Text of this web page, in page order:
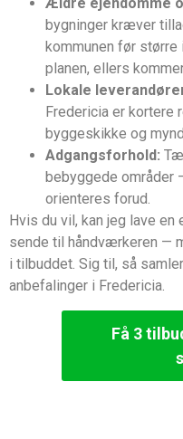
bygninger kræver
kommunen før større
planen, ellers
Lokale
Fredericia er kortere
byggeskikke og
Adgangsforhold:
bebyggede områder
orienteres forud.
Hvis du vil, kan jeg lave
sende til håndværkeren —
i tilbuddet. Sig til, så
anbefalinger i Fredericia.
Få 3